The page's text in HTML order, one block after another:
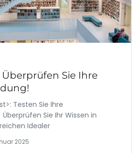
Sie Ihre
Testen Sie Ihre
Sie Ihr Wissen in
Idealer
2025